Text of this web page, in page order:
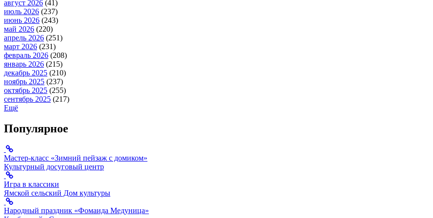
август 2026 (41)
июль 2026 (237)
июнь 2026 (243)
май 2026 (220)
апрель 2026 (251)
март 2026 (231)
февраль 2026 (208)
январь 2026 (215)
декабрь 2025 (210)
ноябрь 2025 (237)
октябрь 2025 (255)
сентябрь 2025 (217)
Ещё
Популярное
Мастер-класс «Зимний пейзаж с домиком»
Культурный досуговый центр
Игра в классики
Ямской сельский Дом культуры
Народный праздник «Фомаида Медуница»